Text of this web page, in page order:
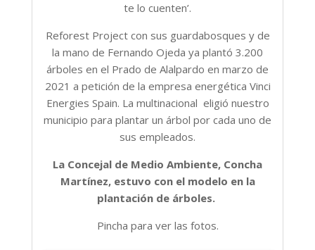
te lo cuenten’.
Reforest Project con sus guardabosques y de
la mano de Fernando Ojeda ya plantó 3.200
árboles en el Prado de Alalpardo en marzo de
2021 a petición de la empresa energética Vinci
Energies Spain. La multinacional eligió nuestro
municipio para plantar un árbol por cada uno de
sus empleados.
La Concejal de Medio Ambiente, Concha
Martínez, estuvo con el modelo en la
plantación de árboles.
Pincha para ver las fotos.